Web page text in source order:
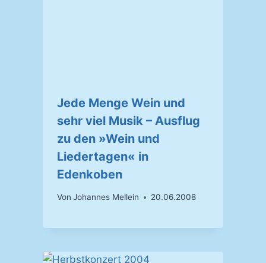
Jede Menge Wein und
sehr viel Musik – Ausflug
zu den »Wein und
Liedertagen« in
Edenkoben
Von Johannes Mellein 20.06.2008